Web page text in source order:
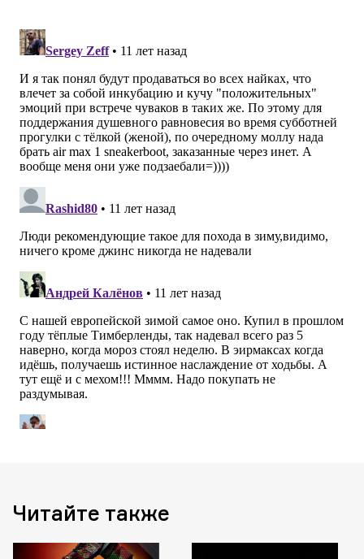
Читайте также